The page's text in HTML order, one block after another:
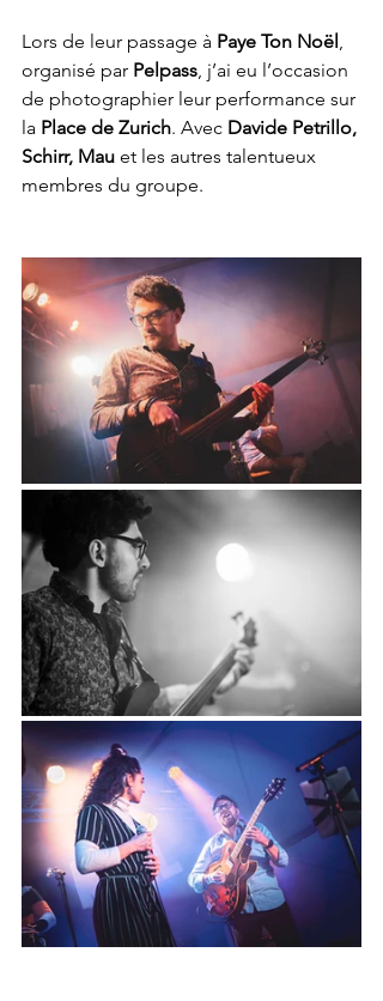
Lors de leur passage à Paye Ton Noël ,
organisé par Pelpass, j’ai eu l’occasion
de photographier leur performance sur
la Place de Zurich. Avec Davide Petrillo,
Schirr, Mau et les autres talentueux
membres du groupe.